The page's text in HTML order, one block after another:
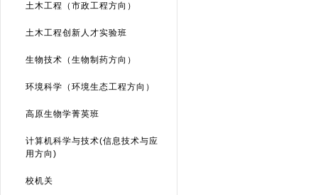
土木工程（市政工程方向）
土木工程创新人才实验班
生物技术（生物制药方向）
环境科学（环境生态工程方向）
高原生物学菁英班
计算机科学与技术(信息技术与应
用方向)
校机关